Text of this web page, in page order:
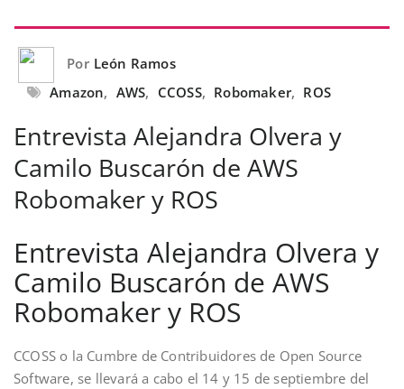
Por León Ramos
Amazon, AWS, CCOSS, Robomaker, ROS
Entrevista Alejandra Olvera y
Camilo Buscarón de AWS
Robomaker y ROS
Entrevista Alejandra Olvera y
Camilo Buscarón de AWS
Robomaker y ROS
CCOSS o la Cumbre de Contribuidores de Open Source
Software, se llevará a cabo el 14 y 15 de septiembre del